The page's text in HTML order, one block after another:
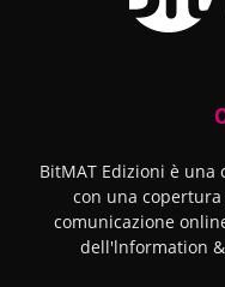
BitMAT Edizioni è una
con una
comunicazione
dell'lnformation